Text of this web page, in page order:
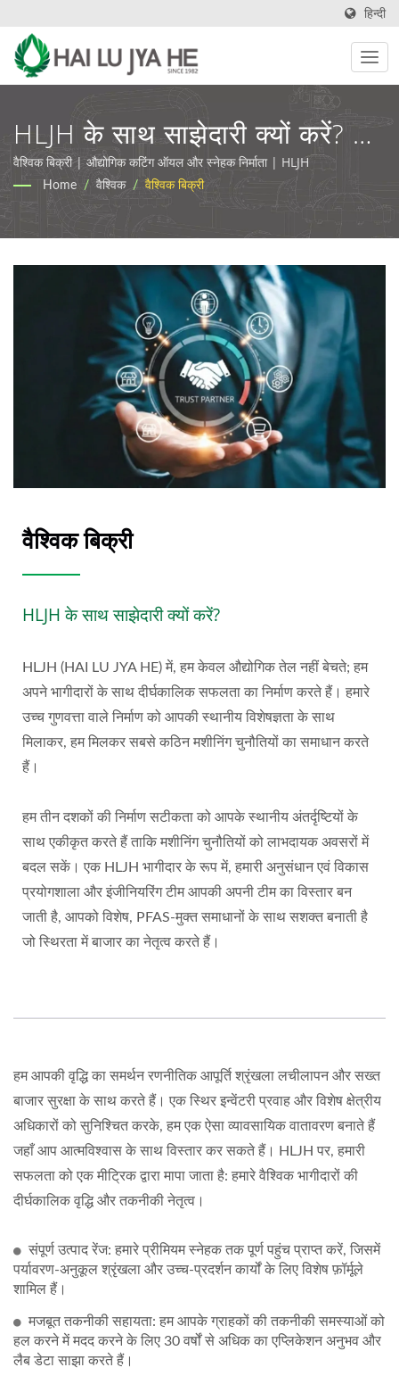
हिन्दी
HLJH के साथ साझेदारी क्यों करें? |
पारिस्थितिकी के अनुकूल औद्योगिक
स्नेहक और कटाई के तेल | HLJH
वैश्विक बिक्री | औद्योगिक कटिंग ऑयल और स्नेहक निर्माता | HLJH
Home / वैश्विक / वैश्विक बिक्री
वैश्विक बिक्री
HLJH के साथ साझेदारी क्यों करें?
HLJH (HAI LU JYA HE) में, हम केवल औद्योगिक तेल नहीं बेचते; हम
अपने भागीदारों के साथ दीर्घकालिक सफलता का निर्माण करते हैं। हमारे
उच्च गुणवत्ता वाले निर्माण को आपकी स्थानीय विशेषज्ञता के साथ
मिलाकर, हम मिलकर सबसे कठिन मशीनिंग चुनौतियों का समाधान करते
हैं।
हम तीन दशकों की निर्माण सटीकता को आपके स्थानीय अंतर्दृष्टियों के
साथ एकीकृत करते हैं ताकि मशीनिंग चुनौतियों को लाभदायक अवसरों में
बदल सकें। एक HLJH भागीदार के रूप में, हमारी अनुसंधान एवं विकास
प्रयोगशाला और इंजीनियरिंग टीम आपकी अपनी टीम का विस्तार बन
जाती है, आपको विशेष, PFAS-मुक्त समाधानों के साथ सशक्त बनाती है
जो स्थिरता में बाजार का नेतृत्व करते हैं।
हम आपकी वृद्धि का समर्थन रणनीतिक आपूर्ति श्रृंखला लचीलापन और सख्त
बाजार सुरक्षा के साथ करते हैं। एक स्थिर इन्वेंटरी प्रवाह और विशेष क्षेत्रीय
अधिकारों को सुनिश्चित करके, हम एक ऐसा व्यावसायिक वातावरण बनाते हैं
जहाँ आप आत्मविश्वास के साथ विस्तार कर सकते हैं। HLJH पर, हमारी
सफलता को एक मीट्रिक द्वारा मापा जाता है: हमारे वैश्विक भागीदारों की
दीर्घकालिक वृद्धि और तकनीकी नेतृत्व।
संपूर्ण उत्पाद रेंज: हमारे प्रीमियम स्नेहक तक पूर्ण पहुंच प्राप्त करें, जिसमें
पर्यावरण-अनुकूल श्रृंखला और उच्च-प्रदर्शन कार्यों के लिए विशेष फ़ॉर्मूले
शामिल हैं।
मजबूत तकनीकी सहायता: हम आपके ग्राहकों की तकनीकी समस्याओं को
हल करने में मदद करने के लिए 30 वर्षों से अधिक का एप्लिकेशन अनुभव और
लैब डेटा साझा करते हैं।